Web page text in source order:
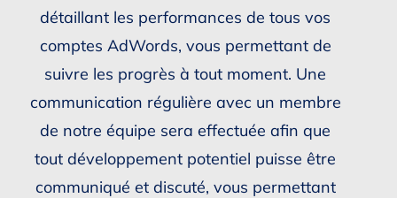
détaillant les performances de tous vos
comptes AdWords, vous permettant de
suivre les progrès à tout moment. Une
communication régulière avec un membre
de notre équipe sera effectuée afin que
tout développement potentiel puisse être
communiqué et discuté, vous permettant